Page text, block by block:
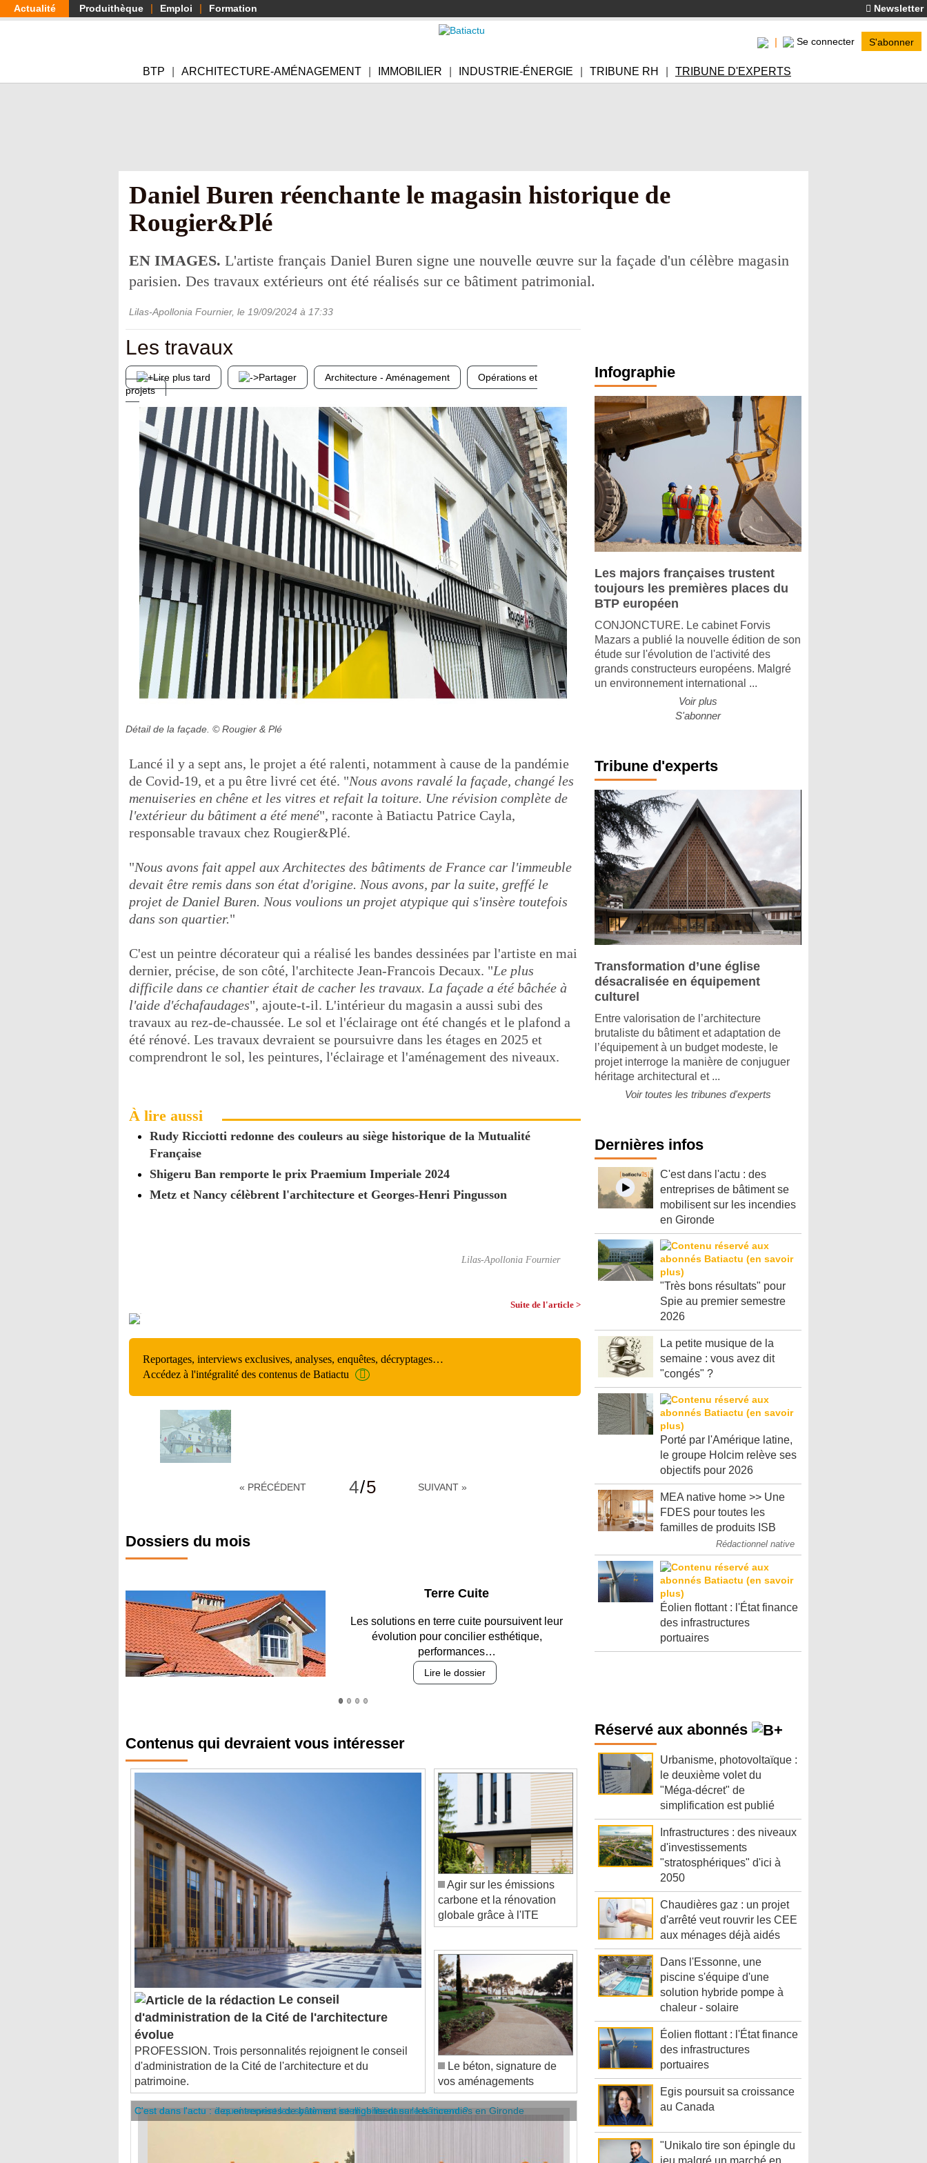
Aller
au
Actualité Produithèque Emploi Formation Newsletter
Se connecter S'abonner
BTP ARCHITECTURE-AMÉNAGEMENT IMMOBILIER INDUSTRIE-ÉNERGIE TRIBUNE RH TRIBUNE D'EXPERTS
Daniel Buren réenchante le magasin historique de
Rougier&Plé
EN IMAGES. L'artiste français Daniel Buren signe une nouvelle œuvre sur la façade d'un célèbre magasin
parisien. Des travaux extérieurs ont été réalisés sur ce bâtiment patrimonial.
Lilas-Apollonia Fournier, le 19/09/2024 à 17:33
Les travaux
Lire plus tard Partager Architecture - Aménagement
Opérations et
projets
Détail de la façade. © Rougier & Plé
Lancé il y a sept ans, le projet a été ralenti, notamment à cause de la pandémie
de Covid-19, et a pu être livré cet été. "Nous avons ravalé la façade, changé les
menuiseries en chêne et les vitres et refait la toiture. Une révision complète de
l'extérieur du bâtiment a été mené", raconte à Batiactu Patrice Cayla,
responsable travaux chez Rougier&Plé.
"Nous avons fait appel aux Architectes des bâtiments de France car l'immeuble
devait être remis dans son état d'origine. Nous avons, par la suite, greffé le
projet de Daniel Buren. Nous voulions un projet atypique qui s'insère toutefois
dans son quartier."
C'est un peintre décorateur qui a réalisé les bandes dessinées par l'artiste en mai
dernier, précise, de son côté, l'architecte Jean-Francois Decaux. "Le plus
difficile dans ce chantier était de cacher les travaux. La façade a été bâchée à
l'aide d'échafaudages", ajoute-t-il. L'intérieur du magasin a aussi subi des
travaux au rez-de-chaussée. Le sol et l'éclairage ont été changés et le plafond a
été rénové. Les travaux devraient se poursuivre dans les étages en 2025 et
comprendront le sol, les peintures, l'éclairage et l'aménagement des niveaux.
À lire aussi
Rudy Ricciotti redonne des couleurs au siège historique de la Mutualité
Française
Shigeru Ban remporte le prix Praemium Imperiale 2024
Metz et Nancy célèbrent l'architecture et Georges-Henri Pingusson
Lilas-Apollonia Fournier
Suite de l'article >
Reportages, interviews exclusives, analyses, enquêtes, décryptages…
Accédez à l'intégralité des contenus de Batiactu
« PRÉCÉDENT 4/5 SUIVANT »
Dossiers du mois
Parking et garages
Entre circulation, sécurisation des accès, durabilité
des revêtements et intégration…
Lire le dossier
Le conseil
d'administration de la Cité de l'architecture
évolue
PROFESSION. Trois personnalités rejoignent le conseil
d'administration de la Cité de l'architecture et du
patrimoine.
Agir sur les émissions
carbone et la rénovation
globale grâce à l'ITE
Le béton, signature de
vos aménagements
C'est dans l'actu : des entreprises de bâtiment se mobilisent sur les incendies en Gironde
C'est dans l'actu : à quoi servent les systèmes intelligents dans le bâtiment ?
Infographie
Les majors françaises trustent
toujours les premières places du
BTP européen
CONJONCTURE. Le cabinet Forvis
Mazars a publié la nouvelle édition de son
étude sur l'évolution de l'activité des
grands constructeurs européens. Malgré
un environnement international ...
Voir plus
S'abonner
Tribune d'experts
Transformation d’une église
désacralisée en équipement
culturel
Entre valorisation de l’architecture
brutaliste du bâtiment et adaptation de
l’équipement à un budget modeste, le
projet interroge la manière de conjuguer
héritage architectural et ...
Voir toutes les tribunes d'experts
Dernières infos
C'est dans l'actu : des
entreprises de bâtiment se
mobilisent sur les incendies
en Gironde
"Très bons résultats" pour
Spie au premier semestre
2026
La petite musique de la
semaine : vous avez dit
"congés" ?
Porté par l'Amérique latine,
le groupe Holcim relève ses
objectifs pour 2026
MEA native home >> Une
FDES pour toutes les
familles de produits ISB
Rédactionnel native
Éolien flottant : l'État finance
des infrastructures
portuaires
Réservé aux abonnés
Urbanisme, photovoltaïque :
le deuxième volet du
"Méga-décret" de
simplification est publié
Infrastructures : des niveaux
d'investissements
"stratosphériques" d'ici à
2050
Chaudières gaz : un projet
d'arrêté veut rouvrir les CEE
aux ménages déjà aidés
Dans l'Essonne, une
piscine s'équipe d'une
solution hybride pompe à
chaleur - solaire
Éolien flottant : l'État finance
des infrastructures
portuaires
Egis poursuit sa croissance
au Canada
"Unikalo tire son épingle du